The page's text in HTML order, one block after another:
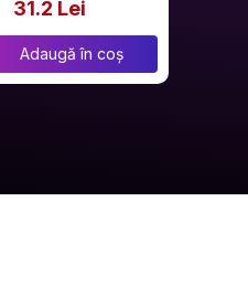
31.2 Lei
Adaugă în coș